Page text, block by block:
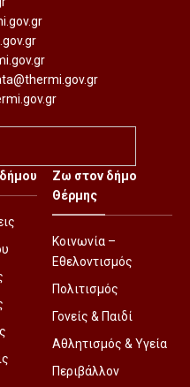
Ζω στον δήμο
Θέρμης
Κοινωνία –
Εθελοντισμός
Πολιτισμός
Γονείς & Παιδί
Αθλητισμός & Υγεία
Περιβάλλον